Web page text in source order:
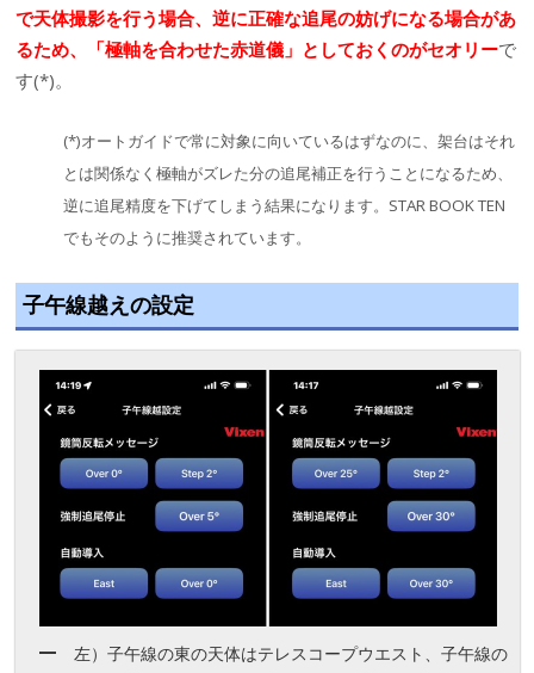
で天体撮影を行う場合、逆に正確な追尾の妨げになる場合があ
るため、「極軸を合わせた赤道儀」としておくのがセオリーで
す(*)。
(*)オートガイドで常に対象に向いているはずなのに、架台はそれ
とは関係なく極軸がズレた分の追尾補正を行うことになるため、
逆に追尾精度を下げてしまう結果になります。STAR BOOK TEN
でもそのように推奨されています。
子午線越えの設定
左）子午線の東の天体はテレスコープウエスト、子午線の